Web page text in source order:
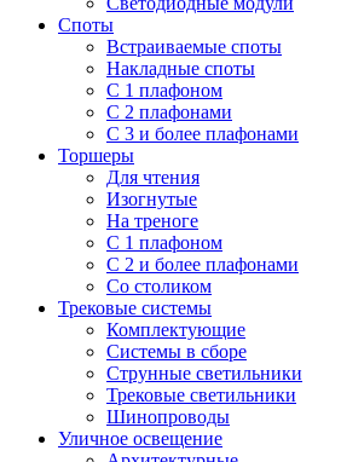
Споты
Встраиваемые споты
Накладные споты
С 1 плафоном
С 2 плафонами
С 3 и более плафонами
Торшеры
Для чтения
Изогнутые
На треноге
С 1 плафоном
С 2 и более плафонами
Со столиком
Трековые системы
Комплектующие
Системы в сборе
Струнные светильники
Трековые светильники
Шинопроводы
Уличное освещение